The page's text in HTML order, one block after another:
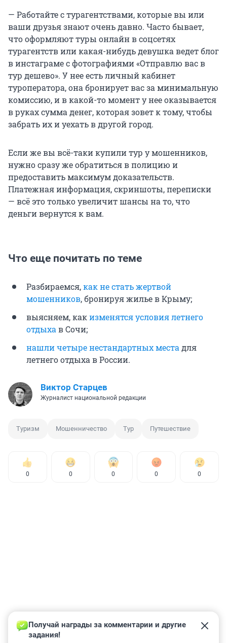
— Работайте с турагентствами, которые вы или
ваши друзья знают очень давно. Часто бывает,
что оформляют туры онлайн в соцсетях
турагентств или какая-нибудь девушка ведет блог
в инстаграме с фотографиями «Отправлю вас в
тур дешево». У нее есть личный кабинет
туроператора, она бронирует вас за минимальную
комиссию, и в какой-то момент у нее оказывается
в руках сумма денег, которая зовет к тому, чтобы
забрать их и уехать в другой город.
Если же вы всё-таки купили тур у мошенников,
нужно сразу же обратиться в полицию и
предоставить максимум доказательств.
Платежная информация, скриншоты, переписки
— всё это только увеличит шансы на то, что
деньги вернутся к вам.
Что еще почитать по теме
Разбираемся,как не стать жертвой
мошенников, бронируя жилье в Крыму;
выясняем, какизменятся условия летнего
отдыха в Сочи;
нашли четыре нестандартных места для
летнего отдыха в России.
Виктор Старцев
Журналист национальной редакции
Туризм Мошенничество Тур Путешествие
0 0 0 0 0
Получай награды за комментарии и другие
задания!